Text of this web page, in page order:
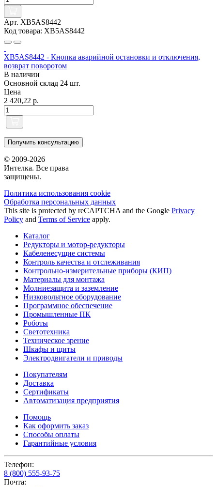
Арт. XB5AS8442
Код товара: XB5AS8442
XB5AS8442 - Кнопка аварийной остановки и отключения,
возврат поворотом
В наличии
Основной склад 24 шт.
Цена
2 420,22 р.
Получить консультацию
© 2009-2026
Интелка. Все права
защищены.
Политика использования сookie
Обработка персональных данных
This site is protected by reCAPTCHA and the Google Privacy
Policy and Terms of Service apply.
Каталог
Редукторы и мотор-редукторы
Кабеленесущие системы
Контроль качества и отслеживания
Контрольно-измерительные приборы (КИП)
Материалы для монтажа
Молниезащита и заземление
Низковольтное оборудование
Программное обеспечение
Промышленные ПК
Роботы
Светотехника
Техническое зрение
Шкафы и щиты
Электродвигатели и приводы
Покупателям
Доставка
Сертификаты
Автоматизация предприятия
Помощь
Как оформить заказ
Способы оплаты
Гарантийные условия
Телефон:
8 (800) 555-93-75
Почта: